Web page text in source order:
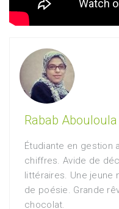
Rabab Abouloula
Étudiante en gestion
chiffres. Avide de
littéraires. Une jeune
de poésie. Grande
chocolat.